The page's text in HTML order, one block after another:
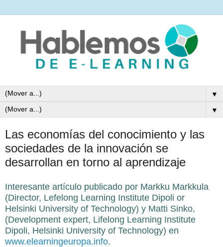
▼
▼
Las economías del conocimiento y las
sociedades de la innovación se
desarrollan en torno al aprendizaje
Interesante artículo publicado por Markku Markkula
(Director, Lefelong Learning Institute Dipoli or
Helsinki University of Technology) y Matti Sinko,
(Development expert, Lifelong Learning Institute
Dipoli, Helsinki University of Technology) en
www.elearningeuropa.info.